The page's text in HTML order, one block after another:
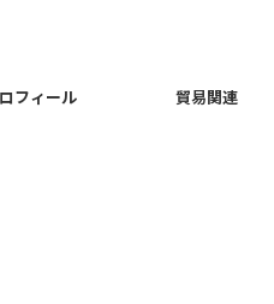
フィール 貿易関連